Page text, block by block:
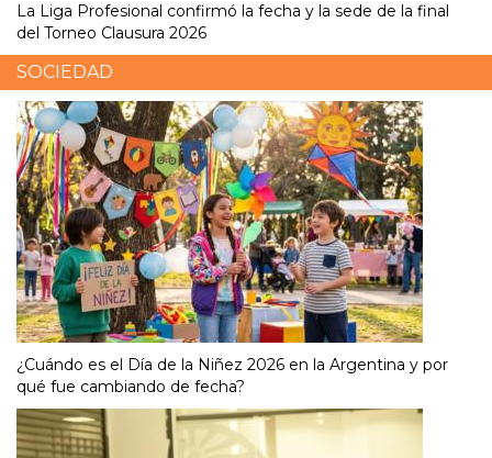
La Liga Profesional confirmó la fecha y la sede de la final
del Torneo Clausura 2026
SOCIEDAD
¿Cuándo es el Día de la Niñez 2026 en la Argentina y por
qué fue cambiando de fecha?